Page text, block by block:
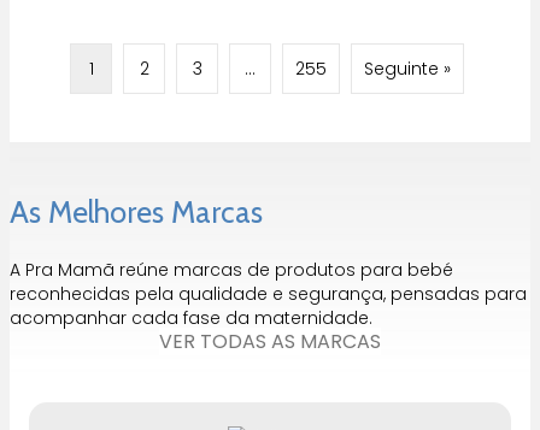
1 2 3 … 255 Seguinte »
As Melhores Marcas
A Pra Mamã reúne marcas de produtos para bebé
reconhecidas pela qualidade e segurança, pensadas para
acompanhar cada fase da maternidade.
VER TODAS AS MARCAS